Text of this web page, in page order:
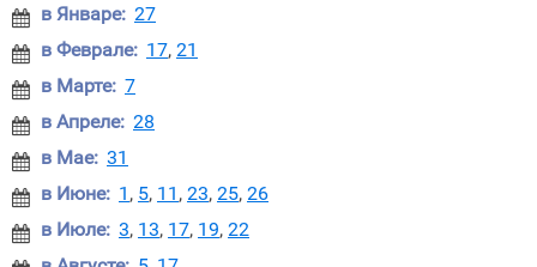
 в Январе: 27
 в Феврале: 17, 21
 в Марте: 7
 в Апреле: 28
 в Мае: 31
 в Июне: 1 , 5, 11 , 23, 25, 26
 в Июле: 3, 13, 17, 19, 22